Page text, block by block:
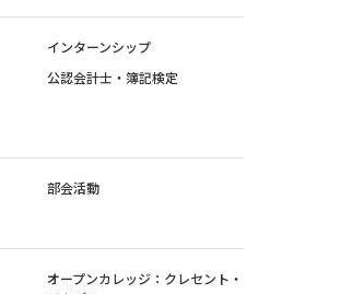
インターンシップ
公認会計士・簿記検定
部会活動
オープンカレッジ：クレセント・